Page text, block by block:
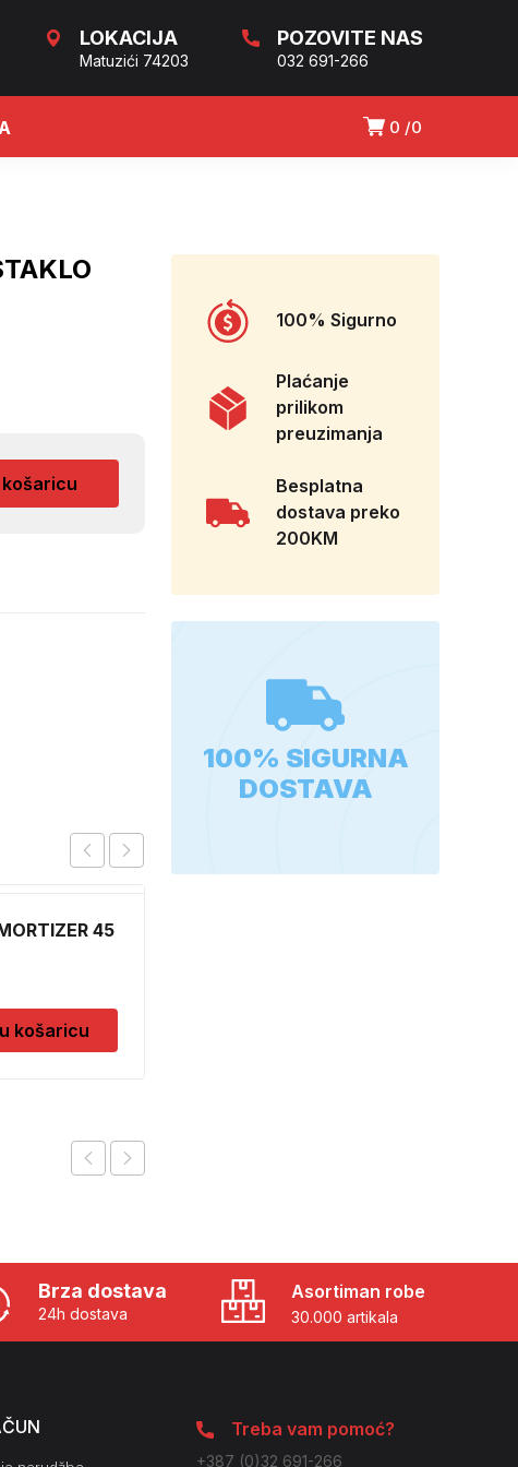
LOKACIJA
Matuzići 74203
POZOVITE NAS
032 691-266
0 0
45
košaricu
100% Sigurno
Plaćanje
prilikom
preuzimanja
Besplatna
dostava preko
200KM
100% SIGURNA
DOSTAVA
Brza dostava
24h dostava
Asortiman robe
30.000 artikala
Treba vam pomoć?
+387 (0)32 691-266